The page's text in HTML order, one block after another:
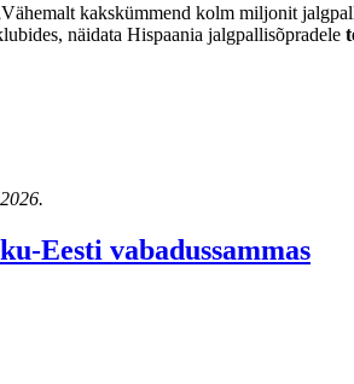
kakskümmend kolm miljonit
näidata Hispaania jalgpallisõpradele
Eesti vabadussammas